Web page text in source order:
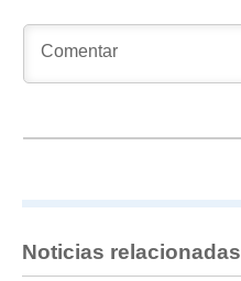
Noticias relacionadas